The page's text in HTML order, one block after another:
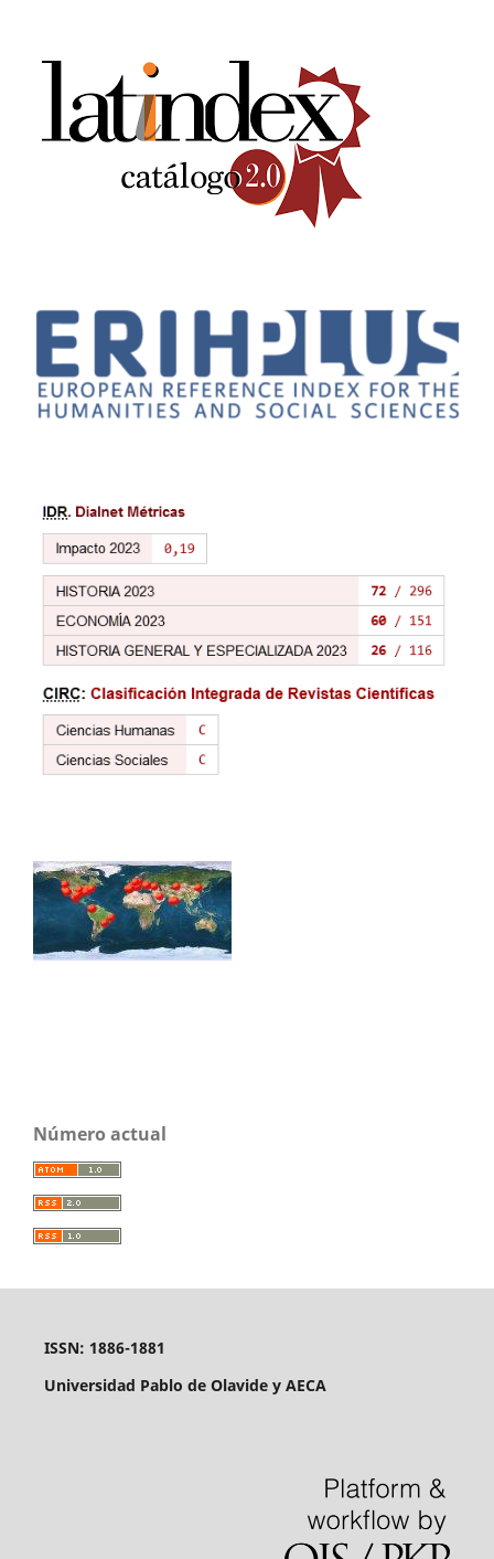
Número actual
ISSN: 1886-1881
Universidad Pablo de Olavide y AECA